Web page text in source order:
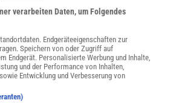
Gymglish
verarbeiten Daten, um Folgendes
Endgeräteeigenschaften zur
Speichern von oder Zugriff auf
Endgerät. Personalisierte Werbung und Inhalte,
und der Performance von Inhalten,
Entwicklung und Verbesserung von